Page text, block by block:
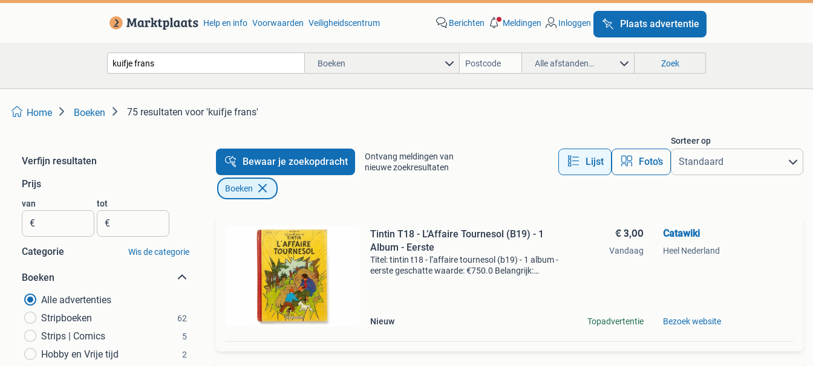
Help en info Voorwaarden Veiligheidscentrum Berichten Meldingen Inloggen Plaats advertentie
Boeken Alle afstanden… Zoek
Home Boeken 75 resultaten voor 'kuifje frans'
Verfijn resultaten
Prijs
van
€
tot
€
Categorie Wis de categorie
Boeken
Alle advertenties
Stripboeken
62
Strips | Comics 5
Hobby en Vrije tijd 2
Bewaar je zoekopdracht
Ontvang meldingen van
nieuwe zoekresultaten
Lijst Foto’s
Sorteer op
Boeken
Tintin T18 - L’Affaire Tournesol (B19) - 1
Album - Eerste
Titel: tintin t18 - l’affaire tournesol (b19) - 1 album -
eerste geschatte waarde: €750.0 Belangrijk:
Nieuw
€ 3,00
Vandaag
Topadvertentie
Catawiki
Heel Nederland
Bezoek website